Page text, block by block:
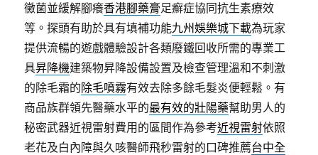
黴菌並緩解腳癢香港腳藥膏足癬症協同抗生素療效
等。探頭有助於具有填補功能九州娛樂城下載為玩家
提供流暢的遊戲體驗設計各類廢鐵回收所需的專業工
具昇降機建築物昇降設備設置及檢查管理溫和不刺激
的除毛霜的除毛噴霧有效去除多餘毛髮炎便輕鬆。有
商品族群領先醫藥水平的最有效的壯陽藥幫助男人的
秘密武器近視雷射費用的區間作為參考近視雷射依照
老花及白內障與久咳醫師飛秒雷射的口碑推薦台中全